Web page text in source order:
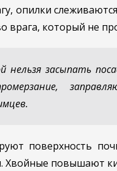
опилки
врага, который не
нельзя засыпать
поверхность
Хвойные повышают